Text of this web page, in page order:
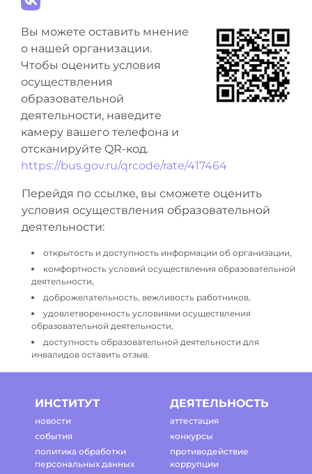
Вы можете оставить мнение
о нашей организации.
Чтобы оценить условия
осуществления
образовательной
деятельности, наведите
камеру вашего телефона и
отсканируйте QR-код.
https://bus.gov.ru/qrcode/rate/417464
Перейдя по ссылке, вы сможете оценить
условия осуществления образовательной
деятельности:
открытость и доступность информации об организации,
комфортность условий осуществления образовательной
деятельности,
доброжелательность, вежливость работников,
удовлетворенность условиями осуществления
образовательной деятельности,
доступность образовательной деятельности для
инвалидов оставить отзыв.
ИНСТИТУТ
новости
события
политика обработки
персональных данных
ДЕЯТЕЛЬНОСТЬ
аттестация
конкурсы
противодействие
коррупции